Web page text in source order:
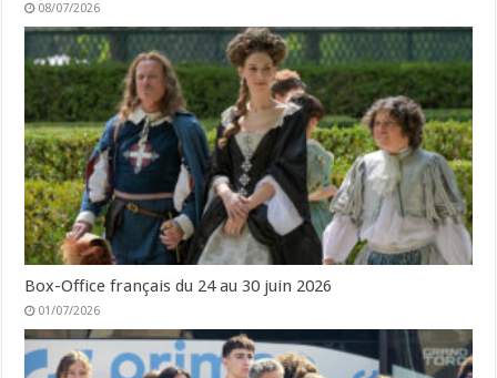
08/07/2026
Box-Office français du 24 au 30 juin 2026
01/07/2026